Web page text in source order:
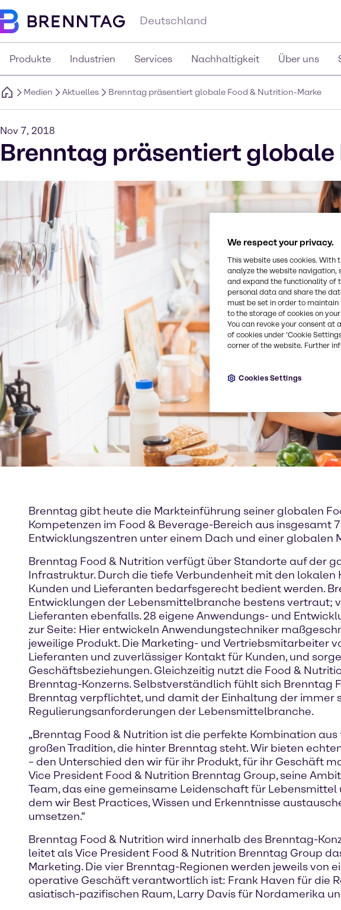
Deutschland
Produkte Industrien Services Nachhaltigkeit Über uns
Medien Aktuelles Brenntag präsentiert globale Food & Nutrition-Marke
Nov 7, 2018
Brenntag präsentiert globale
Brenntag gibt heute die Markteinführung seiner globalen
Kompetenzen im Food & Beverage-Bereich aus
Entwicklungszentren unter einem Dach und einer globalen
Brenntag Food & Nutrition verfügt über Standorte auf der
Infrastruktur. Durch die tiefe Verbundenheit mit den
Kunden und Lieferanten bedarfsgerecht bedient werden.
Entwicklungen der Lebensmittelbranche bestens vertraut;
Lieferanten ebenfalls. 28 eigene Anwendungs- und
zur Seite: Hier entwickeln Anwendungstechniker
jeweilige Produkt. Die Marketing- und Vertriebsmitarbeiter
Lieferanten und zuverlässiger Kontakt für Kunden, und
Geschäftsbeziehungen. Gleichzeitig nutzt die Food &
Brenntag-Konzerns. Selbstverständlich fühlt sich
Brenntag verpflichtet, und damit der Einhaltung der immer
Regulierungsanforderungen der Lebensmittelbranche.
„Brenntag Food & Nutrition ist die perfekte Kombination
großen Tradition, die hinter Brenntag steht. Wir bieten
– den Unterschied den wir für ihr Produkt, für ihr Geschäft
Vice President Food & Nutrition Brenntag Group, seine
Team, das eine gemeinsame Leidenschaft für
dem wir Best Practices, Wissen und Erkenntnisse
umsetzen.“
Brenntag Food & Nutrition wird innerhalb des Brenntag-
leitet als Vice President Food & Nutrition Brenntag Group
Marketing. Die vier Brenntag-Regionen werden jeweils von
operative Geschäft verantwortlich ist: Frank Haven für die
asiatisch-pazifischen Raum, Larry Davis für Nordamerika
We respect your privacy.
This website uses cookies.
analyze the website navigation,
and expand the functionality of
personal data and share the
must be set in order to maintain
to the storage of cookies on
You can revoke your consent at
of cookies under ‘Cookie
corner of the website. Further
Cookies Settings